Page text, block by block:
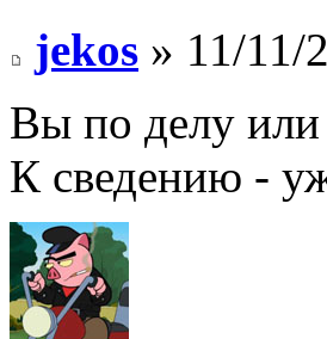
jekos » 11/11/
Вы по делу или
К сведению -